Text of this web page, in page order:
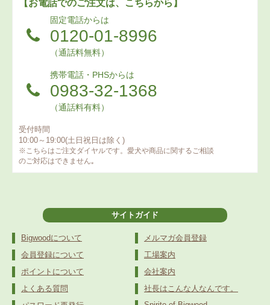
【お電話でのご注文は、こちらから】
固定電話からは
0120-01-8996
（通話料無料）
携帯電話・PHSからは
0983-32-1368
（通話料有料）
受付時間
10:00～19:00(土日祝日は除く)
※こちらはご注文ダイヤルです。愛犬や商品に関するご相談
のご対応はできません｡
サイトガイド
Bigwoodについて
会員登録について
ポイントについて
よくある質問
メルマガ会員登録
工場案内
会社案内
社長はこんな人なんです。